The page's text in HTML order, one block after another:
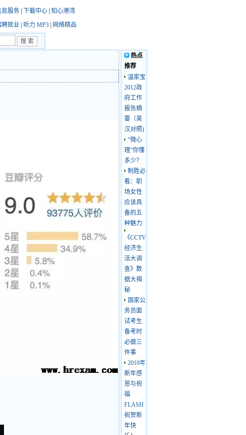
息服务 下载中心 知心港湾
聘就业 听力 MP3 网络精品
热点
推荐
温家宝
2012政
府工作
报告摘
要（英
汉对照)
“微心
理”你懂
多少？
制胜必
看：职
场女性
应该具
备的五
种魅力
《CCTV
经济生
活大调
查》数
据大揭
秘
国家公
务员面
试考生
备考时
必做三
件事
2010年
新年感
恩与祝
福
FLASH
祝贺新
年快